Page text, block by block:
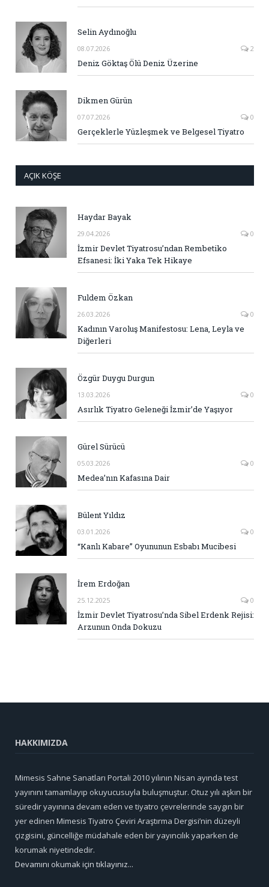
Selin Aydınoğlu
08.07.2026 2
Deniz Göktaş Ölü Deniz Üzerine
Dikmen Gürün
07.07.2026 0
Gerçeklerle Yüzleşmek ve Belgesel Tiyatro
AÇIK KÖŞE
Haydar Bayak
29.04.2026 0
İzmir Devlet Tiyatrosu’ndan Rembetiko
Efsanesi: İki Yaka Tek Hikaye
Fuldem Özkan
26.03.2026 0
Kadının Varoluş Manifestosu: Lena, Leyla ve
Diğerleri
Özgür Duygu Durgun
13.03.2026 0
Asırlık Tiyatro Geleneği İzmir’de Yaşıyor
Gürel Sürücü
05.03.2026 0
Medea’nın Kafasına Dair
Bülent Yıldız
03.01.2026 0
“Kanlı Kabare” Oyununun Esbabı Mucibesi
İrem Erdoğan
25.12.2025 0
İzmir Devlet Tiyatrosu’nda Sibel Erdenk Rejisi:
Arzunun Onda Dokuzu
HAKKIMIZDA
Mimesis Sahne Sanatları Portali 2010 yılının Nisan ayında test
yayınını tamamlayıp okuyucusuyla buluşmuştur. Otuz yılı aşkın bir
süredir yayınına devam eden ve tiyatro çevrelerinde saygın bir
yer edinen Mimesis Tiyatro Çeviri Araştırma Dergisi’nin düzeyli
çizgisini, güncelliğe müdahale eden bir yayıncılık yaparken de
korumak niyetindedir.
Devamını okumak için tıklayınız...